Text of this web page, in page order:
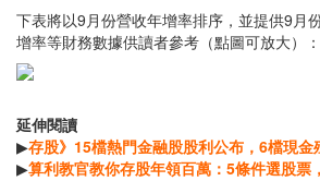
下表將以9月份營收年增率排序，並提供9月
增率等財務數據供讀者參考（點圖可放大）：
延伸閱讀
▶存股》15檔熱門金融股股利公布，6檔現金
▶算利教官教你存股年領百萬：5條件選股票